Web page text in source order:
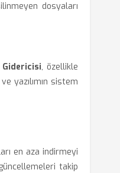
dosyaları
, özellikle
yazılımın sistem
en aza indirmeyi
takip